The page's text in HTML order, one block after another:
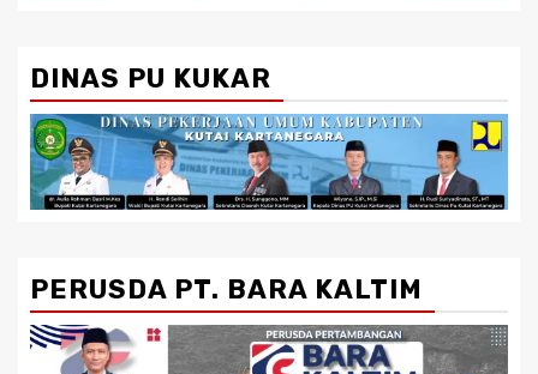
DINAS PU KUKAR
PERUSDA PT. BARA KALTIM